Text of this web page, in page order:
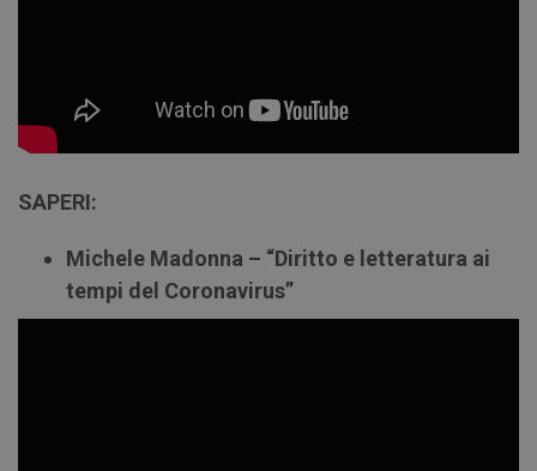
SAPERI:
Michele Madonna – “Diritto e letteratura ai
tempi del Coronavirus”